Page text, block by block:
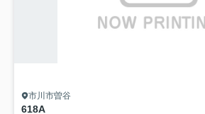
市川市曽谷
618A